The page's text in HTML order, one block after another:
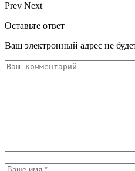
Prev Next
Оставьте ответ
Ваш электронный адрес не